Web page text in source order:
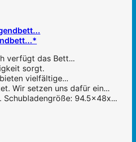
verfügt das Bett...
sorgt.
vielfältige...
Wir setzen uns dafür ein...
94.5x48x...